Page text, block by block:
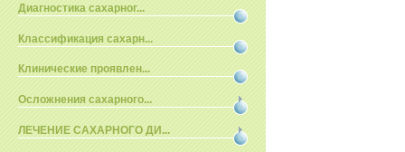
Диагностика сахарног...
Классификация сахарн...
Клинические проявлен...
Осложнения сахарного...
ЛЕЧЕНИЕ САХАРНОГО ДИ...